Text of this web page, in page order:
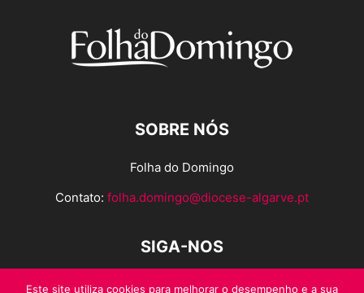
SOBRE NÓS
Folha do Domingo
Contato: folha.domingo@diocese-algarve.pt
SIGA-NOS
Este site utiliza cookies para melhorar o desempenho e a sua